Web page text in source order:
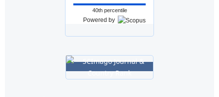
40th percentile
Powered by